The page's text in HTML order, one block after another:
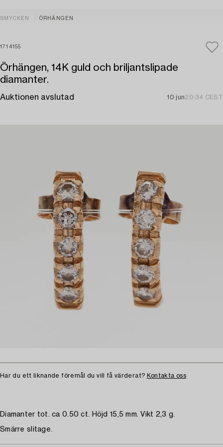
SMYCKEN ÖRHÄNGEN
1714155
Örhängen, 14K guld och briljantslipade
diamanter.
Auktionen avslutad 10 jun20:34 CEST
Har du ett liknande föremål du vill få värderat? Kontakta oss
Diamanter tot. ca 0.50 ct. Höjd 15,5 mm. Vikt 2,3 g.
Smärre slitage.